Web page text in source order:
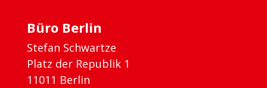
Büro Berlin
Stefan Schwartze
Platz der Republik 1
11011 Berlin